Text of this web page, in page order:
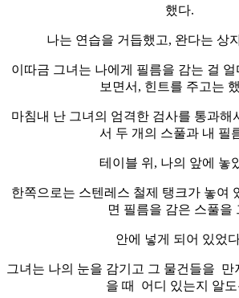
했다.
나는 연습을 거듭했고, 완다는 상
이따금 그녀는 나에게 필름을 감는 걸
보면서, 힌트를 주고는
마침내 난 그녀의 엄격한 검사를 통과
서 두 개의 스풀과 내 필
테이블 위, 나의 앞에 놓
한쪽으로는 스텐레스 철제 탱크가 놓여
면 필름을 감은 스풀을
안에 넣게 되어 있었
그녀는 나의 눈을 감기고 그 물건들을 만
을 때 어디 있는지 알도